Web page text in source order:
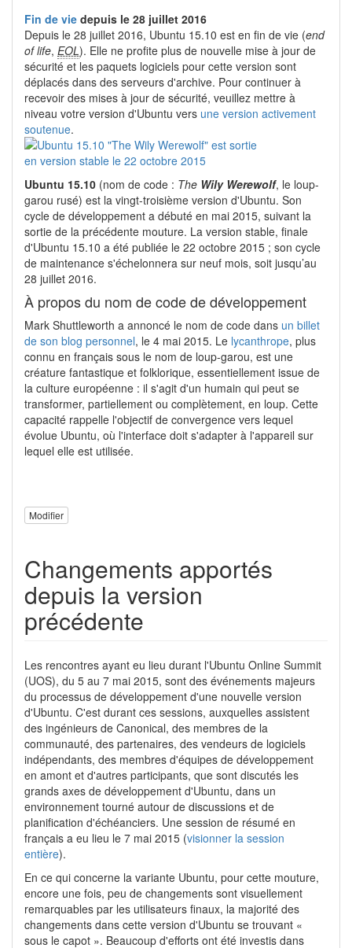
Fin de vie depuis le 28 juillet 2016
Depuis le 28 juillet 2016, Ubuntu 15.10 est en fin de vie (end
of life, EOL). Elle ne profite plus de nouvelle mise à jour de
sécurité et les paquets logiciels pour cette version sont
déplacés dans des serveurs d'archive. Pour continuer à
recevoir des mises à jour de sécurité, veuillez mettre à
niveau votre version d'Ubuntu vers une version activement
soutenue.
Ubuntu 15.10 (nom de code : The Wily Werewolf, le loup-
garou rusé) est la vingt-troisième version d'Ubuntu. Son
cycle de développement a débuté en mai 2015, suivant la
sortie de la précédente mouture. La version stable, finale
d'Ubuntu 15.10 a été publiée le 22 octobre 2015 ; son cycle
de maintenance s'échelonnera sur neuf mois, soit jusqu’au
28 juillet 2016.
À propos du nom de code de développement
Mark Shuttleworth a annoncé le nom de code dans un billet
de son blog personnel, le 4 mai 2015. Le lycanthrope, plus
connu en français sous le nom de loup-garou, est une
créature fantastique et folklorique, essentiellement issue de
la culture européenne : il s'agit d'un humain qui peut se
transformer, partiellement ou complètement, en loup. Cette
capacité rappelle l'objectif de convergence vers lequel
évolue Ubuntu, où l'interface doit s'adapter à l'appareil sur
lequel elle est utilisée.
Modifier
Changements apportés
depuis la version
précédente
Les rencontres ayant eu lieu durant l'Ubuntu Online Summit
(UOS), du 5 au 7 mai 2015, sont des événements majeurs
du processus de développement d'une nouvelle version
d'Ubuntu. C'est durant ces sessions, auxquelles assistent
des ingénieurs de Canonical, des membres de la
communauté, des partenaires, des vendeurs de logiciels
indépendants, des membres d'équipes de développement
en amont et d'autres participants, que sont discutés les
grands axes de développement d'Ubuntu, dans un
environnement tourné autour de discussions et de
planification d'échéanciers. Une session de résumé en
français a eu lieu le 7 mai 2015 (visionner la session
entière).
En ce qui concerne la variante Ubuntu, pour cette mouture,
encore une fois, peu de changements sont visuellement
remarquables par les utilisateurs finaux, la majorité des
changements dans cette version d'Ubuntu se trouvant «
sous le capot ». Beaucoup d'efforts ont été investis dans